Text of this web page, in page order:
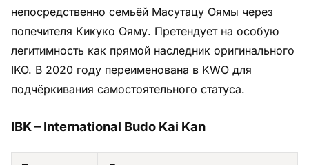
непосредственно семьёй Масутацу Оямы через
попечителя Кикуко Ояму. Претендует на особую
легитимность как прямой наследник оригинального
IKO. В 2020 году переименована в KWO для
подчёркивания самостоятельного статуса.
IBK – International Budo Kai Kan